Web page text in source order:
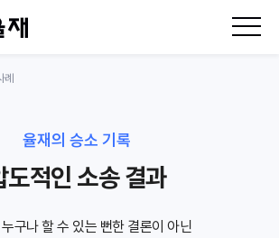
율재의 승소 기록
도적인 소송 결과
구나 할 수 있는 뻔한 결론이 아닌
례